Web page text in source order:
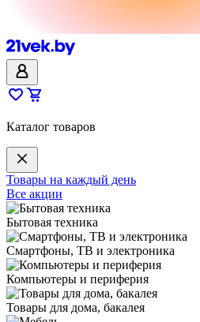
Каталог товаров
Товары на каждый день
Все акции
Бытовая техника
Смартфоны, ТВ и электроника
Компьютеры и периферия
Товары для дома, бакалея